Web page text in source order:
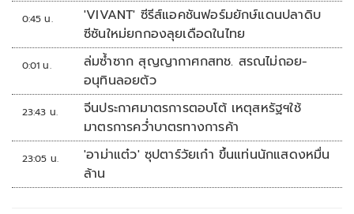
0:45 น.
'VIVANT' ซีรีส์แอคชันฟอร์มยักษ์แดนปลาดิบ
ซีซันใหม่ยกกองลุยเดือดในไทย
0:01 น.
ล่มซ้ำซาก สุญญากาศกสทช. สรณไม่ถอย-
อนุทินลอยตัว
23:43 น.
จีนประกาศมาตรการตอบโต้ เหตุสหรัฐฯใช้
มาตรการคว่ำบาตรทางการค้า
23:05 น.
'อาม่าแต๋ว' ซุปตาร์วัยเก๋า ขึ้นแท่นนักแสดงหมื่น
ล้าน